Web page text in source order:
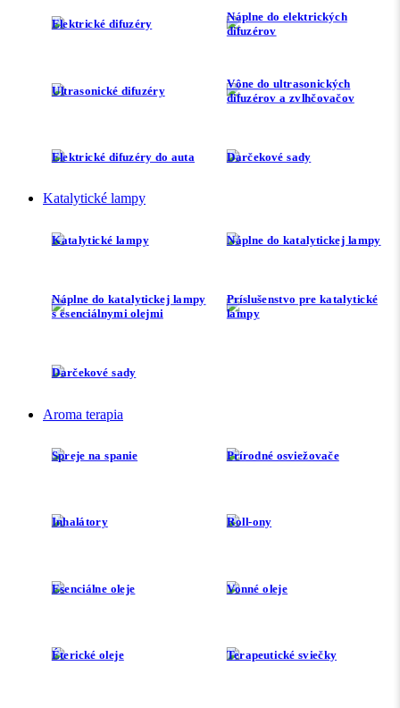
Elektrické difuzéry
Náplne do elektrických
difuzérov
Ultrasonické difuzéry
Vône do ultrasonických
difuzérov a zvlhčovačov
Elektrické difuzéry do auta Darčekové sady
Katalytické lampy
Katalytické lampy Náplne do katalytickej lampy
Náplne do katalytickej lampy
s esenciálnymi olejmi
Príslušenstvo pre katalytické
lampy
Darčekové sady
Aroma terapia
Spreje na spanie Prírodné osviežovače
Inhalátory Roll-ony
Esenciálne oleje Vonné oleje
Éterické oleje Terapeutické sviečky